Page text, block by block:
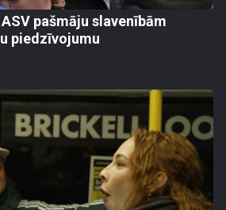
pašmāju slavenībām
piedzīvojumu